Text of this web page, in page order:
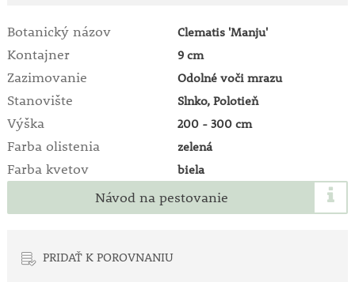
Botanický názov Clematis 'Manju'
Kontajner 9 cm
Zazimovanie Odolné voči mrazu
Stanovište Slnko, Polotieň
Výška 200 - 300 cm
Farba olistenia zelená
Farba kvetov biela
Návod na pestovanie
PRIDAŤ K POROVNANIU